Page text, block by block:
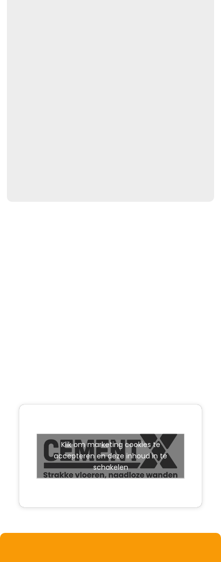
Klik om marketing cookies te
accepteren en deze inhoud in te
schakelen